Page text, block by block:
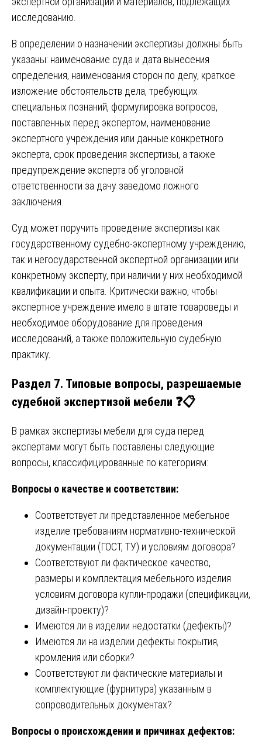
исследованию.
В определении о назначении экспертизы должны быть
указаны: наименование суда и дата вынесения
определения, наименования сторон по делу, краткое
изложение обстоятельств дела, требующих
специальных познаний, формулировка вопросов,
поставленных перед экспертом, наименование
экспертного учреждения или данные конкретного
эксперта, срок проведения экспертизы, а также
предупреждение эксперта об уголовной
ответственности за дачу заведомо ложного
заключения.
Суд может поручить проведение экспертизы как
государственному судебно-экспертному учреждению,
так и негосударственной экспертной организации или
конкретному эксперту, при наличии у них необходимой
квалификации и опыта. Критически важно, чтобы
экспертное учреждение имело в штате товароведы и
необходимое оборудование для проведения
исследований, а также положительную судебную
практику.
Раздел 7. Типовые вопросы, разрешаемые
судебной экспертизой мебели ❓📋
В рамках экспертизы мебели для суда перед
экспертами могут быть поставлены следующие
вопросы, классифицированные по категориям:
Вопросы о качестве и соответствии:
Соответствует ли представленное мебельное
изделие требованиям нормативно-технической
документации (ГОСТ, ТУ) и условиям договора?
Соответствуют ли фактическое качество,
размеры и комплектация мебельного изделия
условиям договора купли-продажи (спецификации,
дизайн-проекту)?
Имеются ли в изделии недостатки (дефекты)?
Имеются ли на изделии дефекты покрытия,
кромления или сборки?
Соответствуют ли фактические материалы и
комплектующие (фурнитура) указанным в
сопроводительных документах?
Вопросы о происхождении и причинах дефектов: